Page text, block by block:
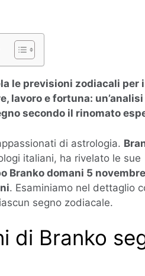
le previsioni zodiacali per
lavoro e fortuna: un’analisi
secondo il rinomato
di astrologia.
italiani, ha rivelato le sue
Branko domani 5
. Esaminiamo nel dettaglio
segno zodiacale.
di Branko